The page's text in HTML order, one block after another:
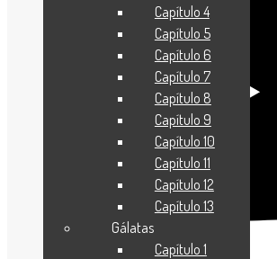
Capítulo 4
Capítulo 5
Capítulo 6
Capítulo 7
Capítulo 8
Capítulo 9
Capítulo 10
Capítulo 11
Capítulo 12
Capítulo 13
Gálatas
Capítulo 1